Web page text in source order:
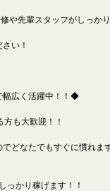
や先輩スタッフがしっかり
い！
幅広く活躍中！！◆
も大歓迎！！
どなたでもすぐに慣れま
っかり稼げます！！